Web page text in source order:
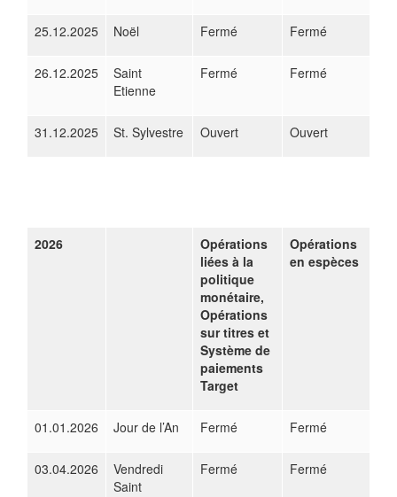
25.12.2025 Noël Fermé Fermé
26.12.2025
Saint
Etienne
Fermé Fermé
31.12.2025 St. Sylvestre Ouvert Ouvert
2026
Opérations
liées à la
politique
monétaire,
Opérations
sur titres et
Système de
paiements
Target
Opérations
en espèces
01.01.2026 Jour de l’An Fermé Fermé
03.04.2026
Vendredi
Saint
Fermé Fermé